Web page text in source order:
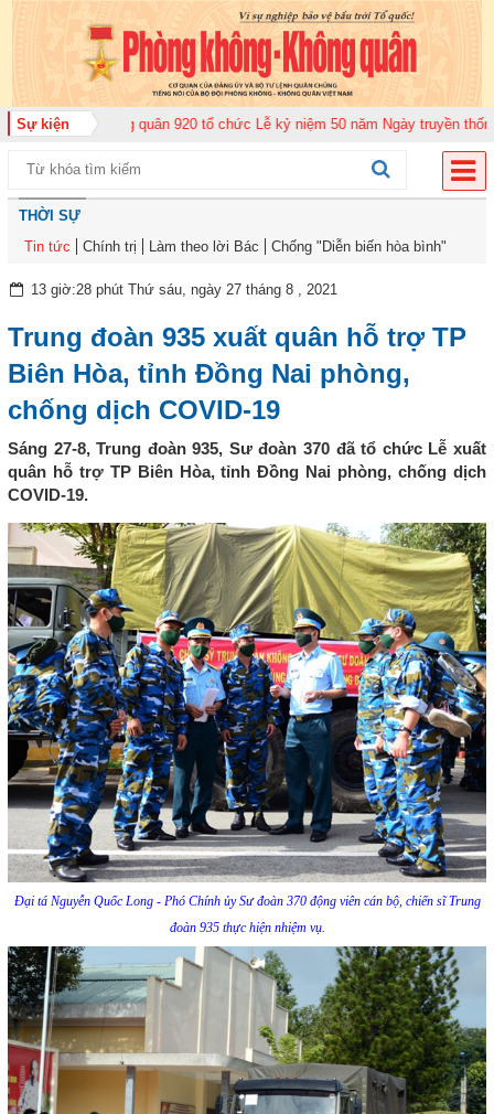
Sự kiện
đoàn Không quân 920 tổ chức Lễ kỷ niệm 50 năm Ngày truyền thống
THỜI SỰ
Tin tức
Chính trị Làm theo lời Bác Chống "Diễn biến hòa bình"
13 giờ:28 phút Thứ sáu, ngày 27 tháng 8 , 2021
Trung đoàn 935 xuất quân hỗ trợ TP
Biên Hòa, tỉnh Đồng Nai phòng,
chống dịch COVID-19
Sáng 27-8, Trung đoàn 935, Sư đoàn 370 đã tổ chức Lễ xuất
quân hỗ trợ TP Biên Hòa, tỉnh Đồng Nai phòng, chống dịch
COVID-19.
Đại tá Nguyễn Quốc Long - Phó Chính ủy Sư đoàn 370 động viên cán bộ, chiến sĩ Trung
đoàn 935 thực hiện nhiệm vụ.